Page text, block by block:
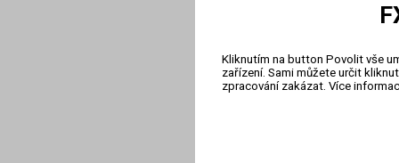
Kliknutím na button Povolit vše
zařízení. Sami můžete určit
zpracování zakázat. Více